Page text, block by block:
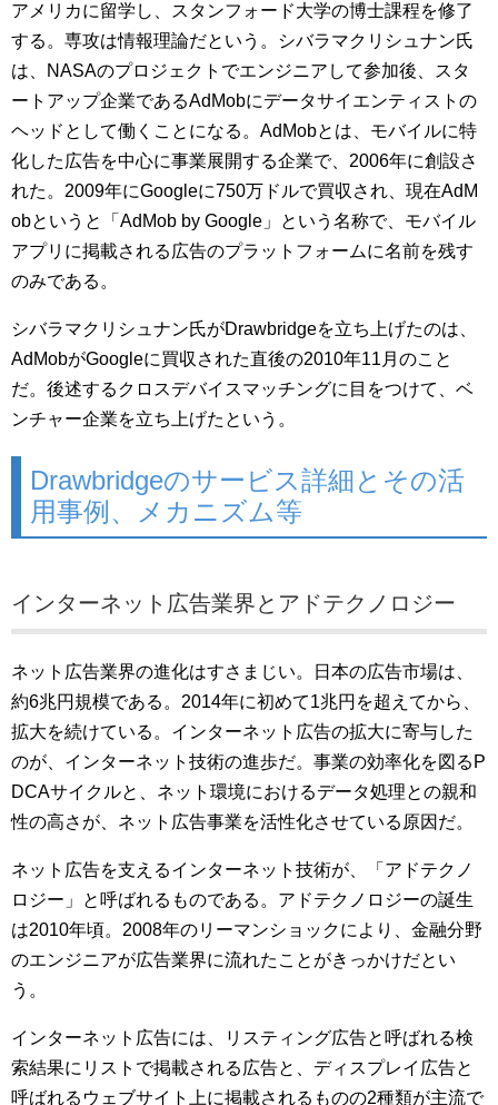
アメリカに留学し、スタンフォード大学の博士課程を修了
する。専攻は情報理論だという。シバラマクリシュナン氏
は、NASAのプロジェクトでエンジニアして参加後、スタ
ートアップ企業であるAdMobにデータサイエンティストの
ヘッドとして働くことになる。AdMobとは、モバイルに特
化した広告を中心に事業展開する企業で、2006年に創設さ
れた。2009年にGoogleに750万ドルで買収され、現在AdM
obというと「AdMob by Google」という名称で、モバイル
アプリに掲載される広告のプラットフォームに名前を残す
のみである。
シバラマクリシュナン氏がDrawbridgeを立ち上げたのは、
AdMobがGoogleに買収された直後の2010年11月のこと
だ。後述するクロスデバイスマッチングに目をつけて、ベ
ンチャー企業を立ち上げたという。
Drawbridgeのサービス詳細とその活
用事例、メカニズム等
インターネット広告業界とアドテクノロジー
ネット広告業界の進化はすさまじい。日本の広告市場は、
約6兆円規模である。2014年に初めて1兆円を超えてから、
拡大を続けている。インターネット広告の拡大に寄与した
のが、インターネット技術の進歩だ。事業の効率化を図るP
DCAサイクルと、ネット環境におけるデータ処理との親和
性の高さが、ネット広告事業を活性化させている原因だ。
ネット広告を支えるインターネット技術が、「アドテクノ
ロジー」と呼ばれるものである。アドテクノロジーの誕生
は2010年頃。2008年のリーマンショックにより、金融分野
のエンジニアが広告業界に流れたことがきっかけだとい
う。
インターネット広告には、リスティング広告と呼ばれる検
索結果にリストで掲載される広告と、ディスプレイ広告と
呼ばれるウェブサイト上に掲載されるものの2種類が主流で